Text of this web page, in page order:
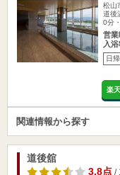
松山
道後
0分
営
入
日
楽
関連情報から探す
道後舘
3.8点/